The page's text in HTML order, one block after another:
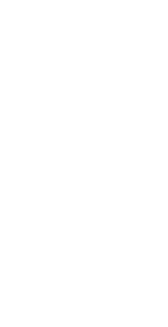
20-0493호 (2020.07.21)
) 모펀드 및 투자전략 변경 안내문